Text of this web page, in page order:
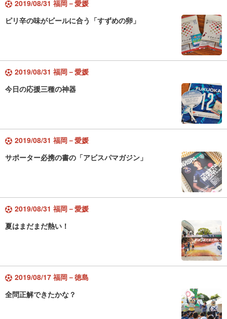
2019/08/31 福岡－愛媛
ピリ辛の味がビールに合う「すずめの卵」
2019/08/31 福岡－愛媛
今日の応援三種の神器
2019/08/31 福岡－愛媛
サポーター必携の書の「アビスパマガジン」
2019/08/31 福岡－愛媛
夏はまだまだ熱い！
2019/08/17 福岡－徳島
全問正解できたかな？